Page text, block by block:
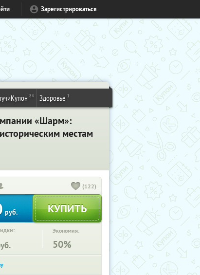
Зарегистрироваться
84 Здоровье 1
«Шарм»:
местам
(122)
руб.
Экономия:
50%